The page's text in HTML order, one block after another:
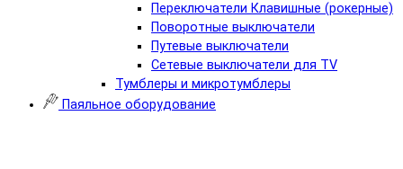
Переключатели Клавишные (рокерные)
Поворотные выключатели
Путевые выключатели
Сетевые выключатели для TV
Тумблеры и микротумблеры
Паяльное оборудование